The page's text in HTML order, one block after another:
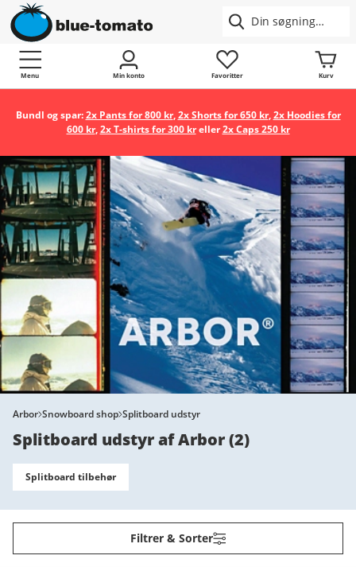
Menu Min konto Favoritter Kurv
Bundl og spar:2x Pants for 800 kr,2x Shorts for 650 kr,2x Hoodies for
600 kr,2x T-shirts for 300 kreller2x Caps 250 kr
Arbor Snowboard shop Splitboard udstyr
Splitboard udstyr af Arbor(2)
Splitboard tilbehør
Filtrer & Sorter